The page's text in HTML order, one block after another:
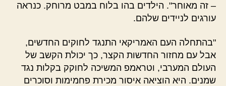
– זה מאוחר". הילדים בהו בלוח במבט מרוחק. כנראה
עורגים לניידים שלהם.
"בהתחלה העם האמריקאי התנגד לחוקים החדשים,
אבל עם מחזור החדשות הקצר, כך יכולת הקשב של
העולם המערבי, וטראמפ המשיכה לחוקק בקלות נגד
שמנים. היא הוציאה איסור מכירת פחמימות וסוכרים